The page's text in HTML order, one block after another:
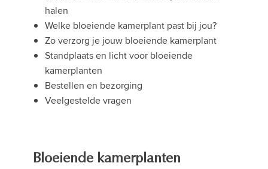
halen
Welke bloeiende kamerplant past bij jou?
Zo verzorg je jouw bloeiende kamerplant
Standplaats en licht voor bloeiende
kamerplanten
Bestellen en bezorging
Veelgestelde vragen
Bloeiende kamerplanten